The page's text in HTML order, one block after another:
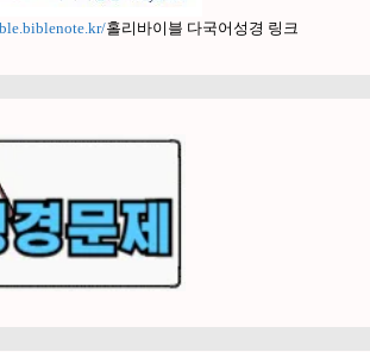
홀리바이블 다국어성경 링크